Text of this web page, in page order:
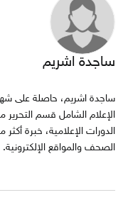
ساجدة اشريم
ساجدة اشريم، حاصلة على
الإعلام الشامل قسم التحرير
الصحف والمواقع الإلكترونية.